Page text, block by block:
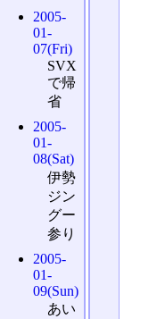
2005-
01-
07(Fri)
SVX
で帰
省
2005-
01-
08(Sat)
伊勢
ジン
グー
参り
2005-
01-
09(Sun)
あい